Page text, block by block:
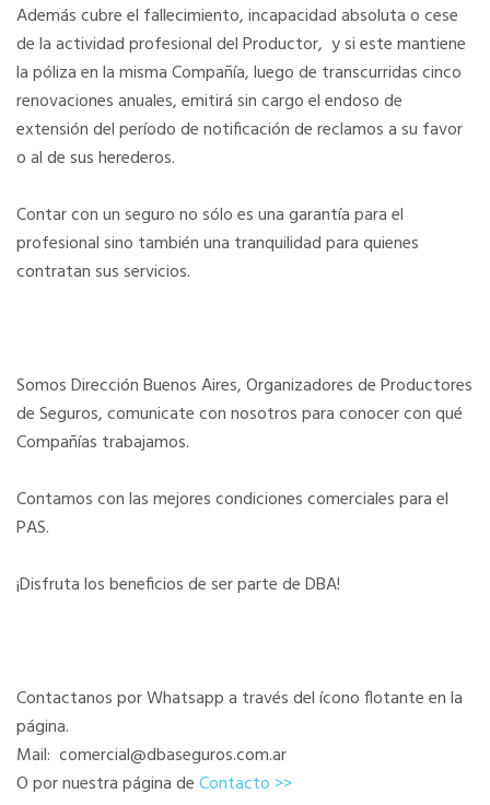
Además cubre el fallecimiento, incapacidad absoluta o cese
de la actividad profesional del Productor, y si este mantiene
la póliza en la misma Compañía, luego de transcurridas cinco
renovaciones anuales, emitirá sin cargo el endoso de
extensión del período de notificación de reclamos a su favor
o al de sus herederos.
Contar con un seguro no sólo es una garantía para el
profesional sino también una tranquilidad para quienes
contratan sus servicios.
Somos Dirección Buenos Aires, Organizadores de Productores
de Seguros, comunicate con nosotros para conocer con qué
Compañías trabajamos.
Contamos con las mejores condiciones comerciales para el
PAS.
¡Disfruta los beneficios de ser parte de DBA!
Contactanos por Whatsapp a través del ícono flotante en la
página.
Mail: comercial@dbaseguros.com.ar
O por nuestra página deContacto >>